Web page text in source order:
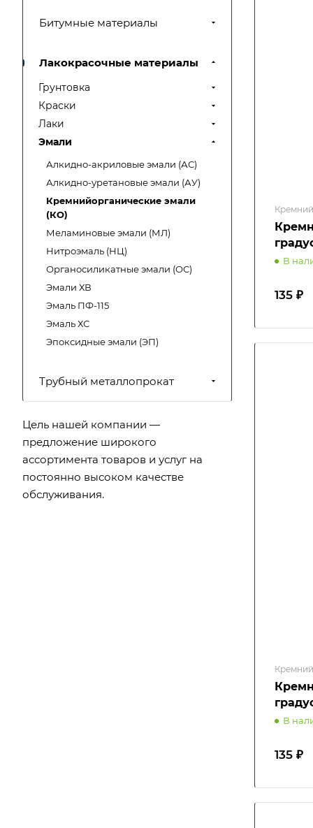
В
135 ₽
В
135 ₽
Битумные материалы
Лакокрасочные материалы
Грунтовка
Краски
Лаки
Эмали
Алкидно-акриловые эмали (АС)
Алкидно-уретановые эмали (АУ)
Кремнийорганические эмали
(КО)
Меламиновые эмали (МЛ)
Нитроэмаль (НЦ)
Органосиликатные эмали (ОС)
Эмали ХВ
Эмаль ПФ-115
Эмаль ХС
Эпоксидные эмали (ЭП)
Трубный металлопрокат
Цель нашей компании —
предложение широкого
ассортимента товаров и услуг на
постоянно высоком качестве
обслуживания.